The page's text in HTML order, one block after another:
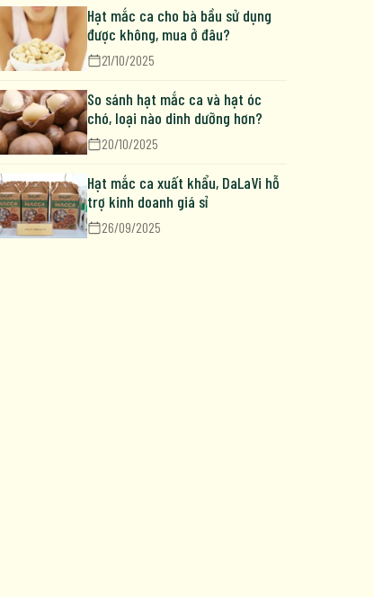
Hạt mắc ca cho bà bầu sử dụng
được không, mua ở đâu?
21/10/2025
So sánh hạt mắc ca và hạt óc
chó, loại nào dinh dưỡng hơn?
20/10/2025
Hạt mắc ca xuất khẩu, DaLaVi hỗ
trợ kinh doanh giá sỉ
26/09/2025